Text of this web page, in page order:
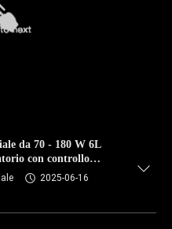
da 70 - 180 W 6L
con controllo
2025-06-16